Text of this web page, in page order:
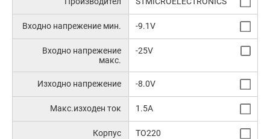
Входно напрежение мин. -9.1V
Входно напрежение
макс.
-25V
Изходно напрежение -8.0V
Макс.изходен ток 1.5A
Корпус TO220